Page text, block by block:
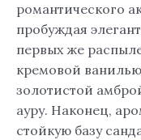
романтического
пробуждая
первых же
кремовой
золотистой
ауру. Наконец,
стойкую базу